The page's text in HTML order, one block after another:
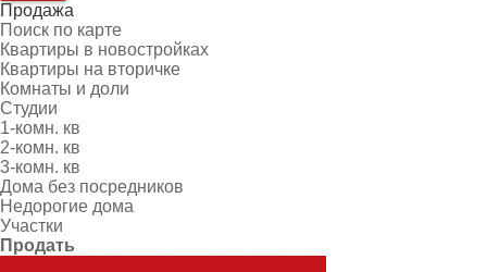
Продажа
Поиск по карте
Квартиры в новостройках
Квартиры на вторичке
Комнаты и доли
Студии
1-комн. кв
2-комн. кв
3-комн. кв
Дома без посредников
Недорогие дома
Участки
Продать